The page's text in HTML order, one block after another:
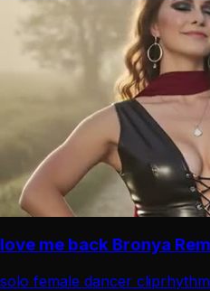
love me back Bronya
solo female dancer clip